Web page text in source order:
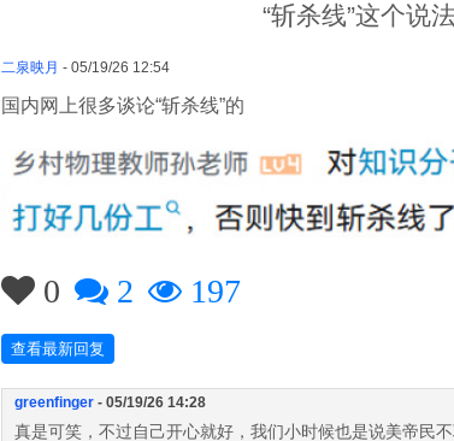
“斩杀线”这个说
二泉映月 - 05/19/26 12:54
国内网上很多谈论“斩杀线”的
0 2 197
查看最新回复
greenfinger - 05/19/26 14:28
真是可笑，不过自己开心就好，我们小时候也是说美帝民